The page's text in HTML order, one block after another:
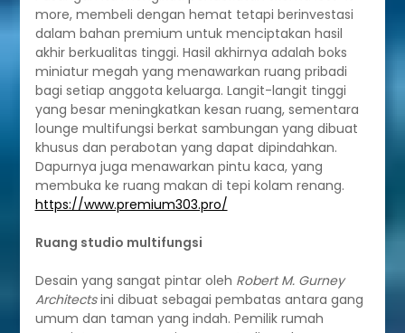
more, membeli dengan hemat tetapi berinvestasi
dalam bahan premium untuk menciptakan hasil
akhir berkualitas tinggi. Hasil akhirnya adalah boks
miniatur megah yang menawarkan ruang pribadi
bagi setiap anggota keluarga. Langit-langit tinggi
yang besar meningkatkan kesan ruang, sementara
lounge multifungsi berkat sambungan yang dibuat
khusus dan perabotan yang dapat dipindahkan.
Dapurnya juga menawarkan pintu kaca, yang
membuka ke ruang makan di tepi kolam renang.
https://www.premium303.pro/
Ruang studio multifungsi
Desain yang sangat pintar oleh Robert M. Gurney
Architectsini dibuat sebagai pembatas antara gang
umum dan taman yang indah. Pemilik rumah